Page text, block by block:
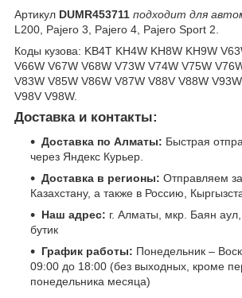
Артикул DUMR453711 подходит для
L200, Pajero 3, Pajero 4, Pajero Sport 2.
Коды кузова: KB4T KH4W KH8W KH9W
V66W V67W V68W V73W V74W V75W
V83W V85W V86W V87W V88V V88W
V98V V98W.
Доставка и контакты:
Доставка по Алматы: Быстрая
через Яндекс Курьер.
Доставка в регионы: Отправляем
Казахстану, а также в Россию,
Наш адрес: г. Алматы, мкр. Баян
бутик
График работы: Понедельник –
09:00 до 18:00 (без выходных, кроме
понедельника месяца)